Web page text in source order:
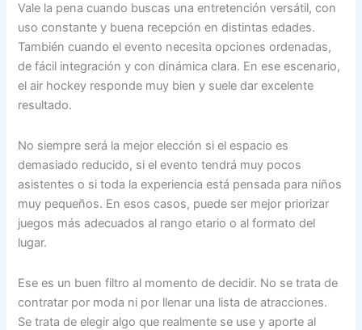
Vale la pena cuando buscas una entretención versátil, con
uso constante y buena recepción en distintas edades.
También cuando el evento necesita opciones ordenadas,
de fácil integración y con dinámica clara. En ese escenario,
el air hockey responde muy bien y suele dar excelente
resultado.
No siempre será la mejor elección si el espacio es
demasiado reducido, si el evento tendrá muy pocos
asistentes o si toda la experiencia está pensada para niños
muy pequeños. En esos casos, puede ser mejor priorizar
juegos más adecuados al rango etario o al formato del
lugar.
Ese es un buen filtro al momento de decidir. No se trata de
contratar por moda ni por llenar una lista de atracciones.
Se trata de elegir algo que realmente se use y aporte al